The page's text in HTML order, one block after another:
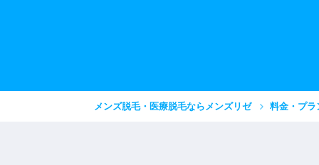
メンズ脱毛・医療脱毛ならメンズリゼ 料金・プラ